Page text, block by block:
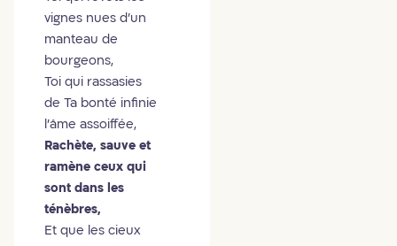
vignes nues d'un
manteau de
bourgeons,
Toi qui rassasies
de Ta bonté infinie
l'âme assoiffée,
Rachète, sauve et
ramène ceux qui
sont dans les
ténèbres,
Et que les cieux